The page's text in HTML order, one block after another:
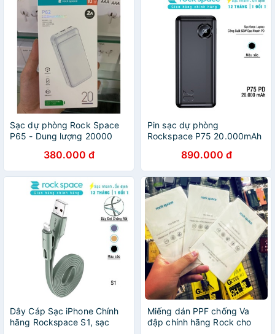
Sạc dự phòng Rock Space
P65 - Dung lượng 20000
380.000 đ
Pin sạc dự phòng
Rockspace P75 20.000mAh
sạc nhanh chuẩn PD cho
iphone,QC cho Samsung
890.000 đ
Dây Cáp Sạc iPhone Chính
hãng Rockspace S1, sạc
Miếng dán PPF chống Va
đập chính hãng Rock cho